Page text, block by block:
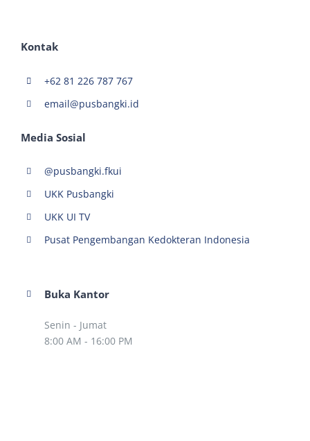
Kontak
+62 81 226 787 767
email@pusbangki.id
Media Sosial
@pusbangki.fkui
UKK Pusbangki
UKK UI TV
Pusat Pengembangan Kedokteran Indonesia
Buka Kantor
Senin - Jumat
8:00 AM - 16:00 PM